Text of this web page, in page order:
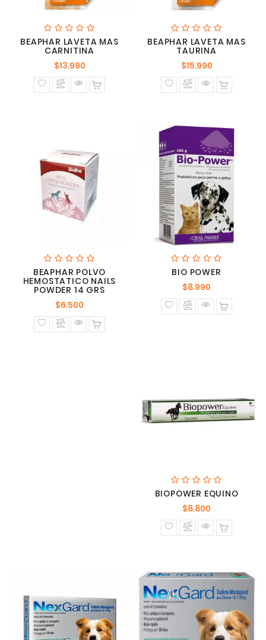
BEAPHAR LAVETA MAS
CARNITINA
$13.990Precio
normal
BEAPHAR LAVETA MAS
TAURINA
$15.990Precio
normal
BEAPHAR POLVO
HEMOSTATICO NAILS
POWDER 14 GRS
$6.500
normal
BIO POWER
$8.990
normal
BIOPOWER EQUINO
$8.800
normal